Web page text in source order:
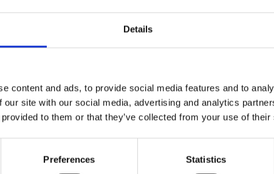
Details
content and ads, to provide social media features and to
our site with our social media, advertising and analytics
to them or that they’ve collected from your use of
Preferences Statistics